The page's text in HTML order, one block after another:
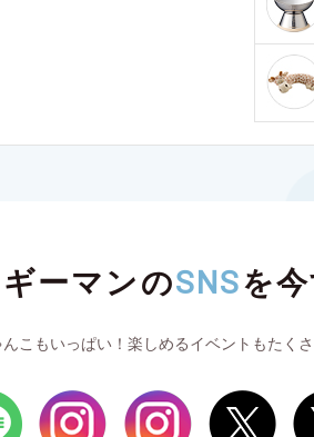
ギーマンのSNSを
こもいっぱい！楽しめるイベントもたく